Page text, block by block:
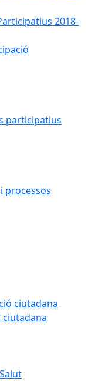
2018-
participatius
processos
ciutadana
ciutadana